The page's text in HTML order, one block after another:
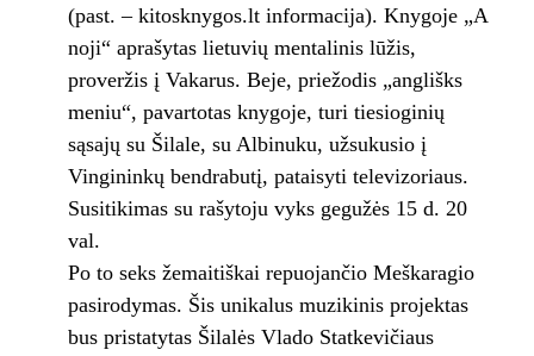
(past. – kitosknygos.lt informacija). Knygoje „A
noji“ aprašytas lietuvių mentalinis lūžis,
proveržis į Vakarus. Beje, priežodis „anglišks
meniu“, pavartotas knygoje, turi tiesioginių
sąsajų su Šilale, su Albinuku, užsukusio į
Vingininkų bendrabutį, pataisyti televizoriaus.
Susitikimas su rašytoju vyks gegužės 15 d. 20
val.
Po to seks žemaitiškai repuojančio Meškaragio
pasirodymas. Šis unikalus muzikinis projektas
bus pristatytas Šilalės Vlado Statkevičiaus